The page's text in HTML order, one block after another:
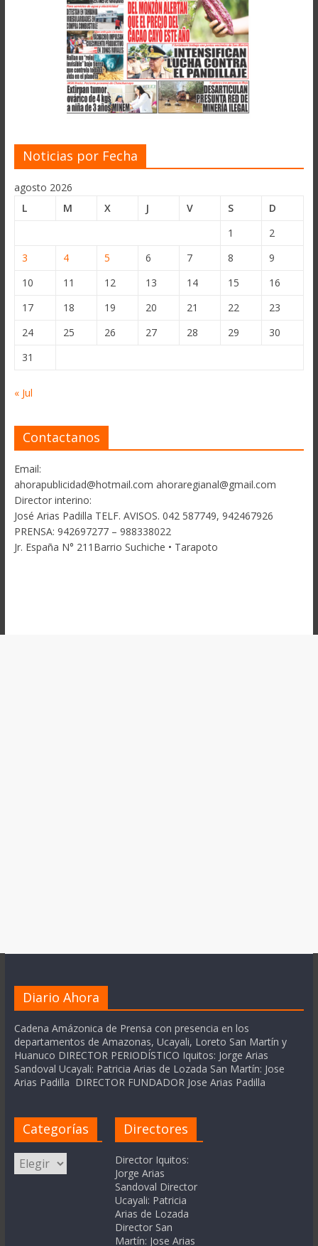
Noticias por Fecha
agosto 2026
L
M X J V S
D
1
2
3
4 5 6 7 8
9
10
11 12 13 14 15
16
17
18 19 20 21 22
23
24
25 26 27 28 29
30
31
« Jul
Contactanos
Email:
ahorapublicidad@hotmail.com ahoraregianal@gmail.com
Director interino:
José Arias Padilla TELF. AVISOS. 042 587749, 942467926
PRENSA: 942697277 – 988338022
Jr. España N° 211Barrio Suchiche • Tarapoto
Diario Ahora
Cadena Amázonica de Prensa con presencia en los
departamentos de Amazonas, Ucayali, Loreto San Martín y
Huanuco DIRECTOR PERIODÍSTICO Iquitos: Jorge Arias
Sandoval Ucayali: Patricia Arias de Lozada San Martín: Jose
Arias Padilla DIRECTOR FUNDADOR Jose Arias Padilla
Categorías
Categorías
Directores
Director Iquitos:
Jorge Arias
Sandoval Director
Ucayali: Patricia
Arias de Lozada
Director San
Martín: Jose Arias